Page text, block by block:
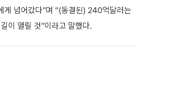
게 넘어갔다”며 “(동결된) 240억달러는
이 열릴 것”이라고 말했다.